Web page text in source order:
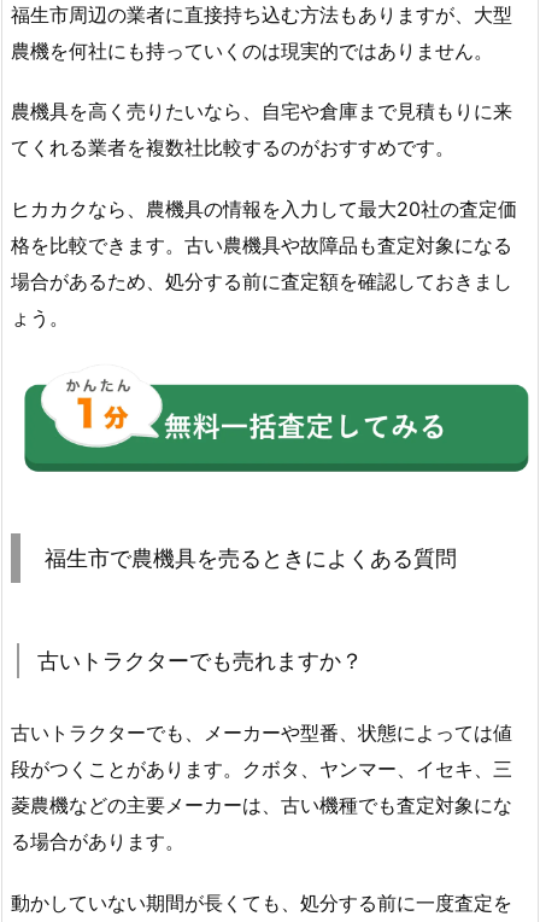
福生市周辺の業者に直接持ち込む方法もありますが、大型
農機を何社にも持っていくのは現実的ではありません。
農機具を高く売りたいなら、自宅や倉庫まで見積もりに来
てくれる業者を複数社比較するのがおすすめです。
ヒカカクなら、農機具の情報を入力して最大20社の査定価
格を比較できます。古い農機具や故障品も査定対象になる
場合があるため、処分する前に査定額を確認しておきまし
ょう。
福生市で農機具を売るときによくある質問
古いトラクターでも売れますか？
古いトラクターでも、メーカーや型番、状態によっては値
段がつくことがあります。クボタ、ヤンマー、イセキ、三
菱農機などの主要メーカーは、古い機種でも査定対象にな
る場合があります。
動かしていない期間が長くても、処分する前に一度査定を